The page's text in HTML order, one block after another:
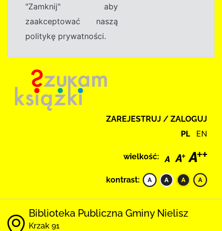
"Zamknij" aby
zaakceptować naszą
politykę prywatności.
ZAREJESTRUJ / ZALOGUJ
PL EN
wielkość:
kontrast:
Biblioteka Publiczna Gminy Nielisz
Krzak 91